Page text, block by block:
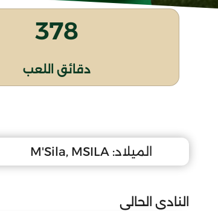
378
دقائق اللعب
الميلاد: M'Sila, MSILA
النادي الحالي